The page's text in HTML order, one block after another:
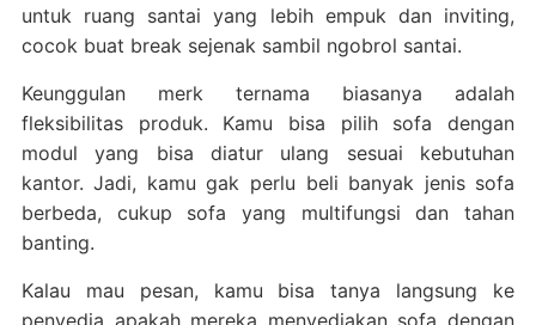
untuk ruang santai yang lebih empuk dan inviting,
cocok buat break sejenak sambil ngobrol santai.
Keunggulan merk ternama biasanya adalah
fleksibilitas produk. Kamu bisa pilih sofa dengan
modul yang bisa diatur ulang sesuai kebutuhan
kantor. Jadi, kamu gak perlu beli banyak jenis sofa
berbeda, cukup sofa yang multifungsi dan tahan
banting.
Kalau mau pesan, kamu bisa tanya langsung ke